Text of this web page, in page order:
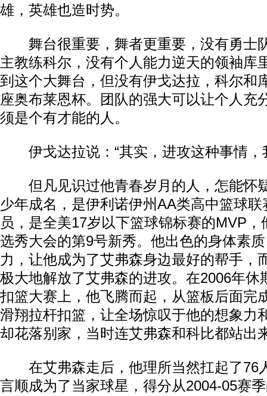
雄，英雄也造时势。
舞台很重要，舞者更重要，没有勇士
主教练科尔，没有个人能力逆天的领袖库
到这个大舞台，但没有伊戈达拉，科尔和
座奥布莱恩杯。团队的强大可以让个人充
须是个有才能的人。
伊戈达拉说：“其实，进攻这种事情，
但凡见识过他青春岁月的人，怎能怀
少年成名，是伊利诺伊州AA类高中篮球
员，是全美17岁以下篮球锦标赛的MVP，
选秀大会的第9号新秀。他出色的身体素
力，让他成为了艾弗森身边最好的帮手，
极大地解放了艾弗森的进攻。在2006年休
扣篮大赛上，他飞腾而起，从篮板后面完
滑翔拉杆扣篮，让全场惊叹于他的想象力
却花落别家，当时连艾弗森和科比都站出
在艾弗森走后，他理所当然扛起了76
言顺成为了当家球星，得分从2004-05赛